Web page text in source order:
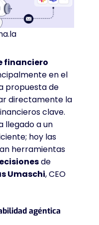
financiero
en el
propuesta de
directamente la
clave.
llegado a un
hoy las
herramientas
de
Umaschi, CEO
agéntica